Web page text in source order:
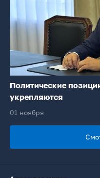
Политические
укрепляются
01 ноября